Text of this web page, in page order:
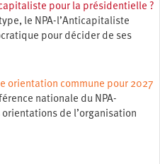
pour la présidentielle ?
le NPA-l’Anticapitaliste
pour décider de ses
orientation commune pour 2027
nationale du NPA-
de l’organisation